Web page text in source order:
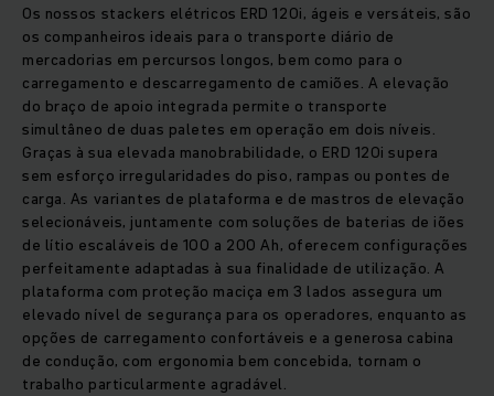
Os nossos stackers elétricos ERD 120i, ágeis e versáteis, são
os companheiros ideais para o transporte diário de
mercadorias em percursos longos, bem como para o
carregamento e descarregamento de camiões. A elevação
do braço de apoio integrada permite o transporte
simultâneo de duas paletes em operação em dois níveis.
Graças à sua elevada manobrabilidade, o ERD 120i supera
sem esforço irregularidades do piso, rampas ou pontes de
carga. As variantes de plataforma e de mastros de elevação
selecionáveis, juntamente com soluções de baterias de iões
de lítio escaláveis de 100 a 200 Ah, oferecem configurações
perfeitamente adaptadas à sua finalidade de utilização. A
plataforma com proteção maciça em 3 lados assegura um
elevado nível de segurança para os operadores, enquanto as
opções de carregamento confortáveis e a generosa cabina
de condução, com ergonomia bem concebida, tornam o
trabalho particularmente agradável.